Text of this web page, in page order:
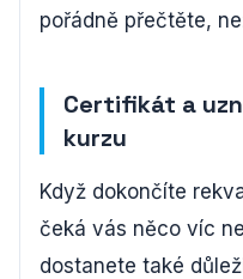
pořádně přečtěte,
Certifikát a
kurzu
Když dokončíte
čeká vás něco víc
dostanete také